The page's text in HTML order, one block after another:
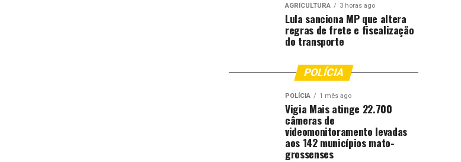
AGRICULTURA 3 horas ago
Lula sanciona MP que altera
regras de frete e fiscalização
do transporte
POLÍCIA
POLÍCIA 1 mês ago
Vigia Mais atinge 22.700
câmeras de
videomonitoramento levadas
aos 142 municípios mato-
grossenses